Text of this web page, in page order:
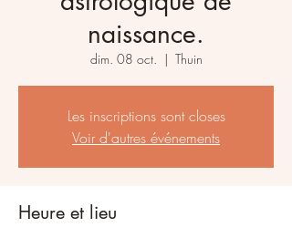
naissance.
dim. 08 oct.
  |
Thuin
Les inscriptions sont closes
Voir d'autres événements
Heure et lieu